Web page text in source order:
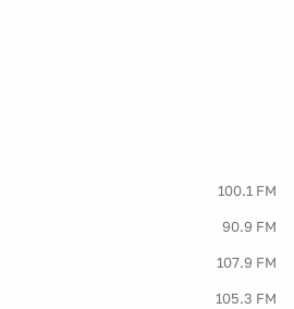
100.1 FM
90.9 FM
107.9 FM
105.3 FM